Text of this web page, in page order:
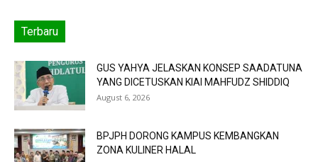
Terbaru
GUS YAHYA JELASKAN KONSEP SAADATUNA
YANG DICETUSKAN KIAI MAHFUDZ SHIDDIQ
August 6, 2026
BPJPH DORONG KAMPUS KEMBANGKAN
ZONA KULINER HALAL